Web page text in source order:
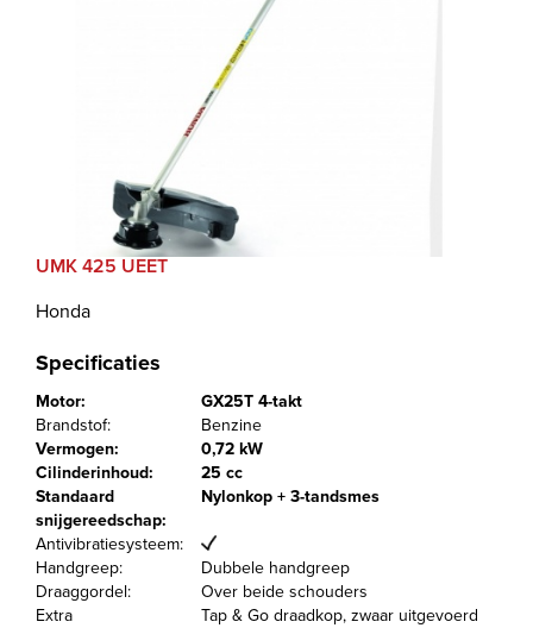
UMK 425 UEET
Honda
Specificaties
Motor:
GX25T 4-takt
Brandstof:
Benzine
Vermogen:
0,72 kW
Cilinderinhoud:
25 cc
Standaard
snijgereedschap:
Nylonkop + 3-tandsmes
Antivibratiesysteem:
Handgreep:
Dubbele handgreep
Draaggordel:
Over beide schouders
Extra
Tap & Go draadkop, zwaar uitgevoerd